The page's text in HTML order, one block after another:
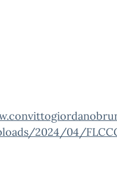
2024/04/